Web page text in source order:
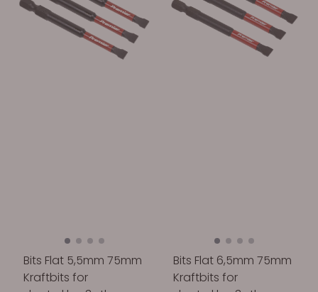
Bits Flat 5,5mm 75mm
Kraftbits for
Bits Flat 6,5mm 75mm
Kraftbits for